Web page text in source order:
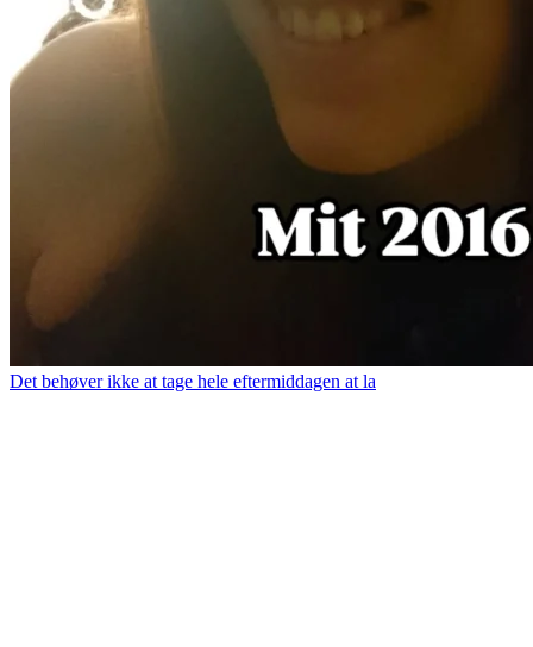
Det behøver ikke at tage hele eftermiddagen at la